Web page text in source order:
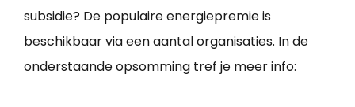
subsidie? De populaire energiepremie is
beschikbaar via een aantal organisaties. In de
onderstaande opsomming tref je meer info: